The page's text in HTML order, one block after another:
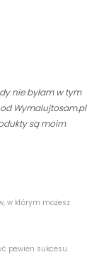
nie byłam w tym
od Wymalujtosam.pl
są moim
w którym możesz
pewien sukcesu.